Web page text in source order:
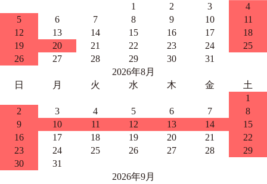
1
2 3
4
5
6 7 8 9 10
11
12
13 14 15 16 17
18
19
20 21 22 23 24
25
26
27 28 29 30
31
2026年8月
日
月 火 水 木 金
土
1
2
3 4 5 6 7
8
9
10 11 12 13 14
15
16
17 18 19 20 21
22
23
24 25 26 27 28
29
30
31
2026年9月